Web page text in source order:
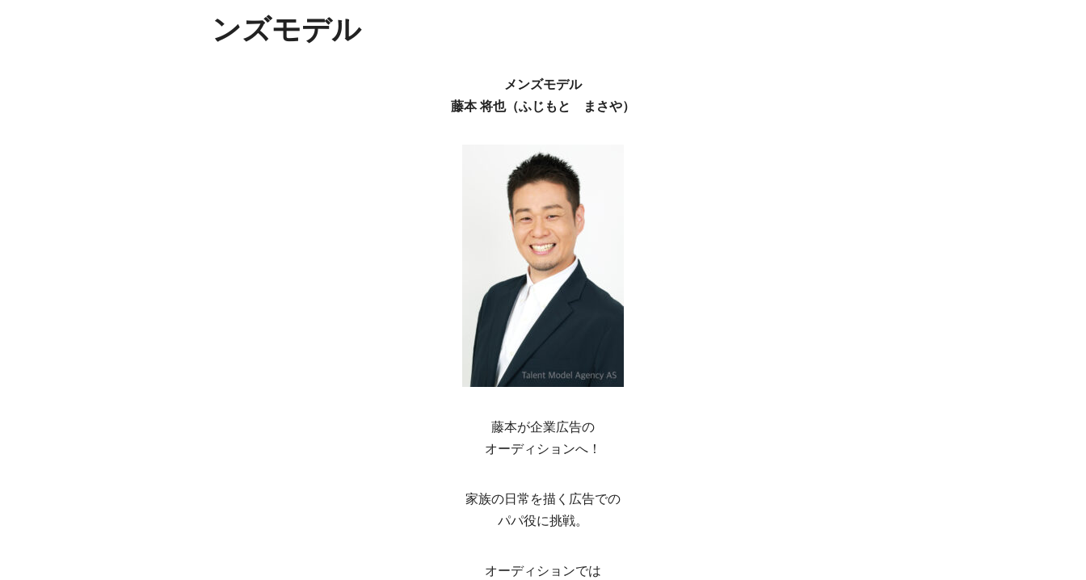
ンズモデル
メンズモデル
藤本 将也（ふじもと まさや）
藤本が企業広告の
オーディションへ！
家族の日常を描く広告での
パパ役に挑戦。
オーディションでは